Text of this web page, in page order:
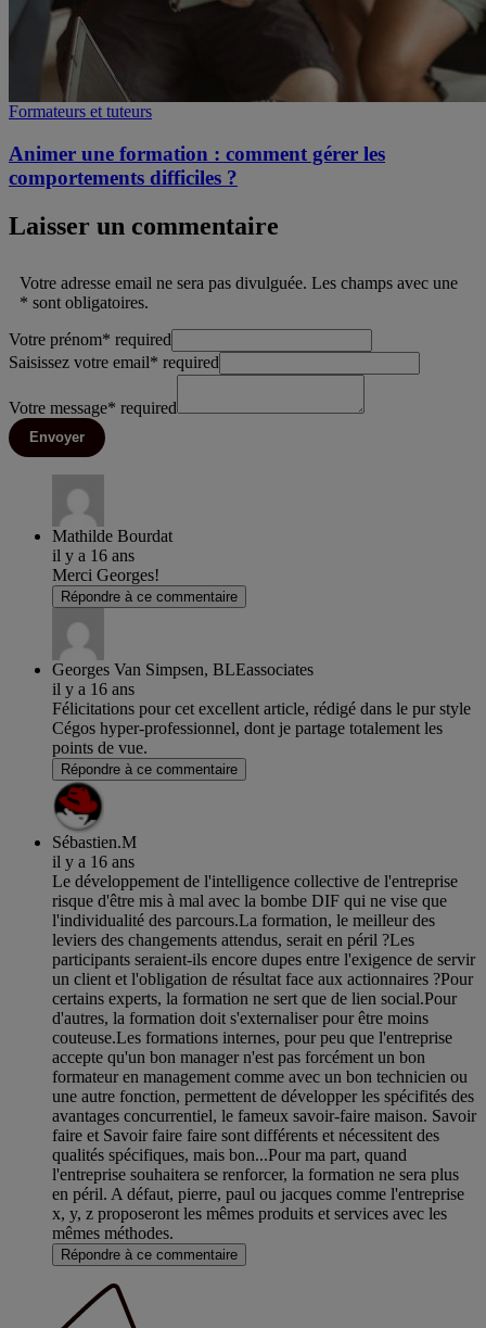
Formateurs et tuteurs
Animer une formation : comment gérer les
comportements difficiles ?
Laisser un commentaire
Votre adresse email ne sera pas divulguée. Les champs avec une
* sont obligatoires.
Votre prénom* required
Saisissez votre email* required
Votre message* required
Envoyer
Mathilde Bourdat
il y a 16 ans
Merci Georges!
Répondre à ce commentaire
Georges Van Simpsen, BLEassociates
il y a 16 ans
Félicitations pour cet excellent article, rédigé dans le pur style
Cégos hyper-professionnel, dont je partage totalement les
points de vue.
Répondre à ce commentaire
Sébastien.M
il y a 16 ans
Le développement de l'intelligence collective de l'entreprise
risque d'être mis à mal avec la bombe DIF qui ne vise que
l'individualité des parcours.La formation, le meilleur des
leviers des changements attendus, serait en péril ?Les
participants seraient-ils encore dupes entre l'exigence de servir
un client et l'obligation de résultat face aux actionnaires ?Pour
certains experts, la formation ne sert que de lien social.Pour
d'autres, la formation doit s'externaliser pour être moins
couteuse.Les formations internes, pour peu que l'entreprise
accepte qu'un bon manager n'est pas forcément un bon
formateur en management comme avec un bon technicien ou
une autre fonction, permettent de développer les spécifités des
avantages concurrentiel, le fameux savoir-faire maison. Savoir
faire et Savoir faire faire sont différents et nécessitent des
qualités spécifiques, mais bon...Pour ma part, quand
l'entreprise souhaitera se renforcer, la formation ne sera plus
en péril. A défaut, pierre, paul ou jacques comme l'entreprise
x, y, z proposeront les mêmes produits et services avec les
mêmes méthodes.
Répondre à ce commentaire